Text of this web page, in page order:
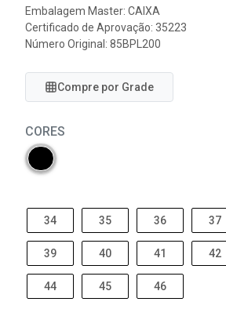
Embalagem Master: CAIXA
Certificado de Aprovação: 35223
Número Original: 85BPL200
Compre por Grade
CORES
34 35 36 37
39 40 41 42
44 45 46